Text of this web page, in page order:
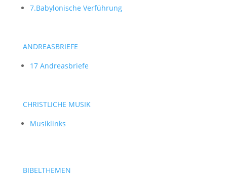
7.Babylonische Verführung
ANDREASBRIEFE
17 Andreasbriefe
CHRISTLICHE MUSIK
Musiklinks
BIBELTHEMEN